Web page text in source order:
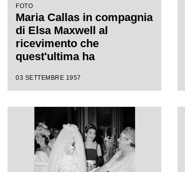
FOTO
Maria Callas in compagnia
di Elsa Maxwell al
ricevimento che
quest'ultima ha
03 SETTEMBRE 1957